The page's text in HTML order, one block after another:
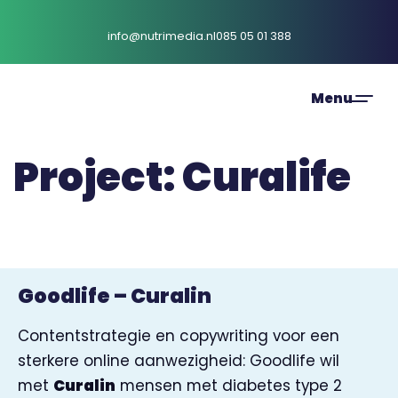
info@nutrimedia.nl085 05 01 388
Project: Curalife
Goodlife – Curalin
Contentstrategie en copywriting voor een
sterkere online aanwezigheid: Goodlife wil
met Curalin mensen met diabetes type 2